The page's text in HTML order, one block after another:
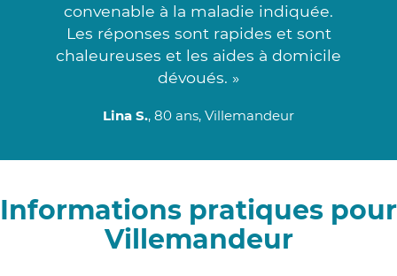
convenable à la maladie indiquée.
Les réponses sont rapides et sont
chaleureuses et les aides à domicile
dévoués. »
Lina S., 80 ans, Villemandeur
Informations pratiques pour
Villemandeur